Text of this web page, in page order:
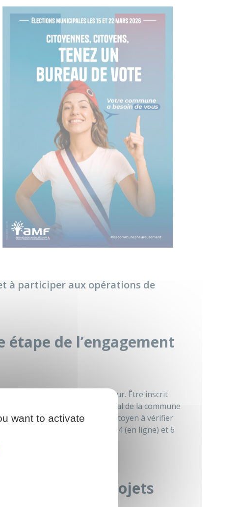
à participer aux opérations de
étape de l’engagement
un acte civique fondateur. Être inscrit
et conforter le rôle central de la commune
chaque citoyenne et chaque citoyen à vérifier
sa voix là où il vit, avant les 4 (en ligne) et 6
choisir des projets
want to activate